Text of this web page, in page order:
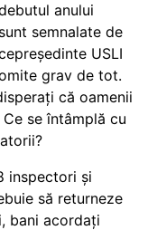
anului
semnalate de
USLI
grav de tot.
că oamenii
se întâmplă cu
inspectori și
să returneze
bani acordați